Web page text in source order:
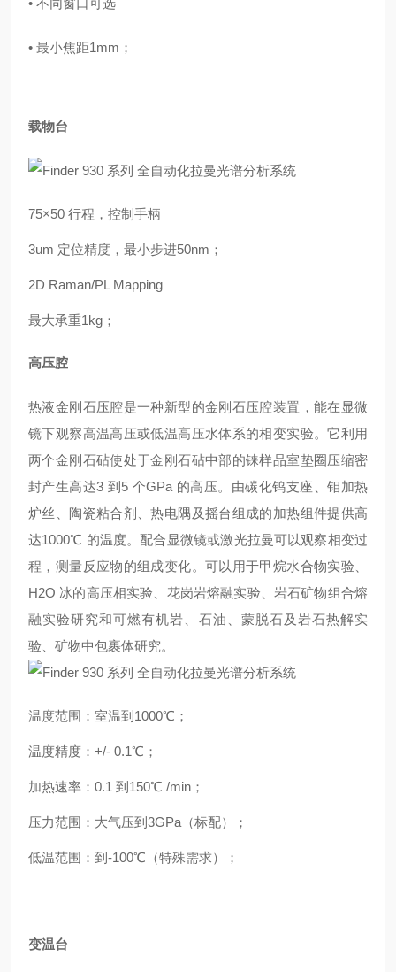
• 不同窗口可选
• 最小焦距1mm；
载物台
75×50 行程，控制手柄
3um 定位精度，最小步进50nm；
2D Raman/PL Mapping
最大承重1kg；
高压腔
热液金刚石压腔是一种新型的金刚石压腔装置，能在显微
镜下观察高温高压或低温高压水体系的相变实验。它利用
两个金刚石砧使处于金刚石砧中部的铼样品室垫圈压缩密
封产生高达3 到5 个GPa 的高压。由碳化钨支座、钼加热
炉丝、陶瓷粘合剂、热电隅及摇台组成的加热组件提供高
达1000℃ 的温度。配合显微镜或激光拉曼可以观察相变过
程，测量反应物的组成变化。可以用于甲烷水合物实验、
H2O 冰的高压相实验、花岗岩熔融实验、岩石矿物组合熔
融实验研究和可燃有机岩、石油、蒙脱石及岩石热解实
验、矿物中包裹体研究。
温度范围：室温到1000℃；
温度精度：+/- 0.1℃；
加热速率：0.1 到150℃ /min；
压力范围：大气压到3GPa（标配）；
低温范围：到-100℃（特殊需求）；
变温台